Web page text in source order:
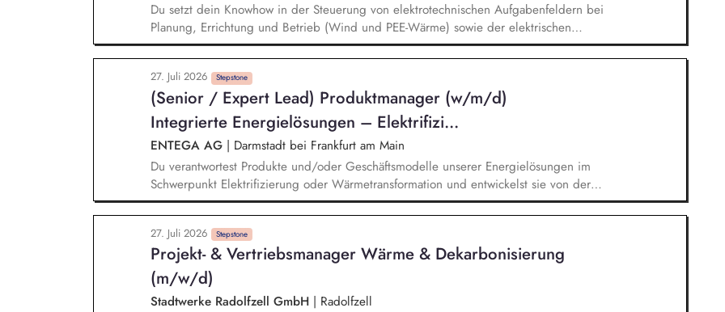
Du setzt dein Knowhow in der Steuerung von elektrotechnischen Aufgabenfeldern bei
Planung, Errichtung und Betrieb (Wind und PEE-Wärme) sowie der elektrischen
Anbindung ein. Bei der wirtschaftlichen Bewertung von Projekten im Rahmen der
Projektentwicklung setzen wir auf deine Unterstützung. Die Beurteilung der von den
Anlagenlieferanten angebotenen elektrischen Anlagenkonstellationen und Entwicklungen
der Konzeption zur elektrischen Netzanbindung wird von dir begleitet. Du übernimmst
die Steuerung der Ausschreibungen sowie die Verhandlungen der Netzanbindungen.
27. Juli 2026 Stepstone
(Senior / Expert Lead) Produktmanager (w/m/d)
Integrierte Energielösungen – Elektrifizi...
ENTEGA AG | Darmstadt bei Frankfurt am Main
Du verantwortest Produkte und/oder Geschäftsmodelle unserer Energielösungen im
Schwerpunkt Elektrifizierung oder Wärmetransformation und entwickelst sie von der
Marktanforderung bis zur Einführung und Skalierung weiter. Du steuerst den
wirtschaftlichen und marktseitigen Erfolg deiner Produkte anhand relevanter Kennzahlen
wie Umsatz, Ergebnisbeitrag und Kundenakzeptanz und leitest daraus Maßnahmen ab. Du
analysierst Kundenbedürfnisse, Marktpotenziale, Wettbewerbsstrategien sowie technische
und energiewirtschaftliche Entwicklungen und übersetzt sie in Produktstrategien, Business
Cases und Roadmaps.
27. Juli 2026 Stepstone
Projekt- & Vertriebsmanager Wärme & Dekarbonisierung
(m/w/d)
Stadtwerke Radolfzell GmbH | Radolfzell